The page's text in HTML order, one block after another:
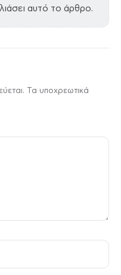
αυτό το άρθρο.
Τα υποχρεωτικά